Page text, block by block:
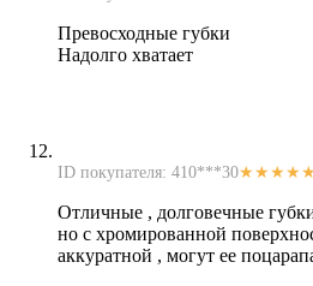
Превосходные губки
Надолго хватает
ID покупателя: 410***30★★★★★
Отличные , долговечные
но с хромированной
аккуратной , могут ее